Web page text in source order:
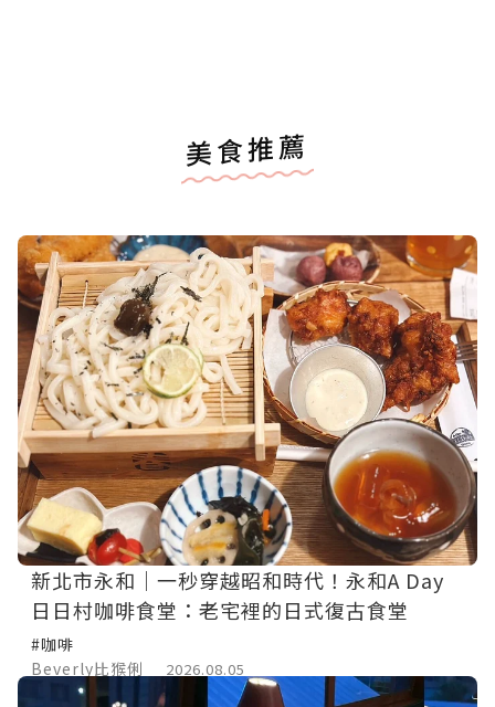
美食推薦
新北市永和｜一秒穿越昭和時代！永和A Day
日日村咖啡食堂：老宅裡的日式復古食堂
#咖啡
Beverly比猴俐
2026.08.05